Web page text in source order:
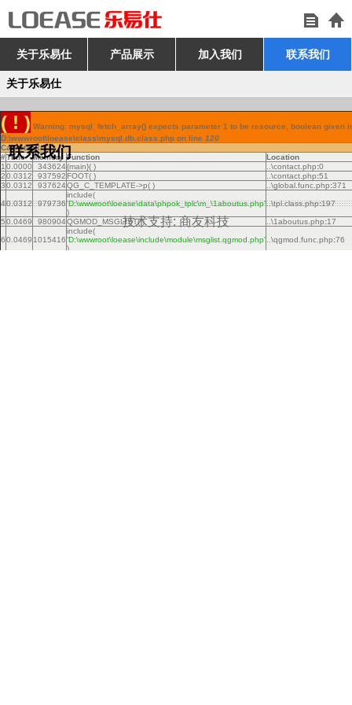
关于乐易仕 产品展示 加入我们 联系我们
关于乐易仕
( ! ) Warning: mysql_fetch_array() expects parameter 1 to be resource, boolean given
D:\wwwroot\loease\class\mysql.db.class.php on line 120
Call Stack
#Time Memory Function
Location
1 0.0000 343624{main}( ) ..\contact.php:0
20.0312 937592 FOOT( ) ..\contact.php:51
30.0312 937624QG_C_TEMPLATE->p( ) ..\global.func.php:371
40.0312 979736
include(
'D:\wwwroot\loease\data\phpok_tplc\m_\1aboutus.php'
)
..\tpl.class.php:197
50.0469 980904QGMOD_MSGLIST( ) ..\1aboutus.php:17
60.0469 1015416
include(
'D:\wwwroot\loease\include\module\msglist.qgmod.php'
)
..\qgmod.func.php:76
联系我们
技术支持:商友科技